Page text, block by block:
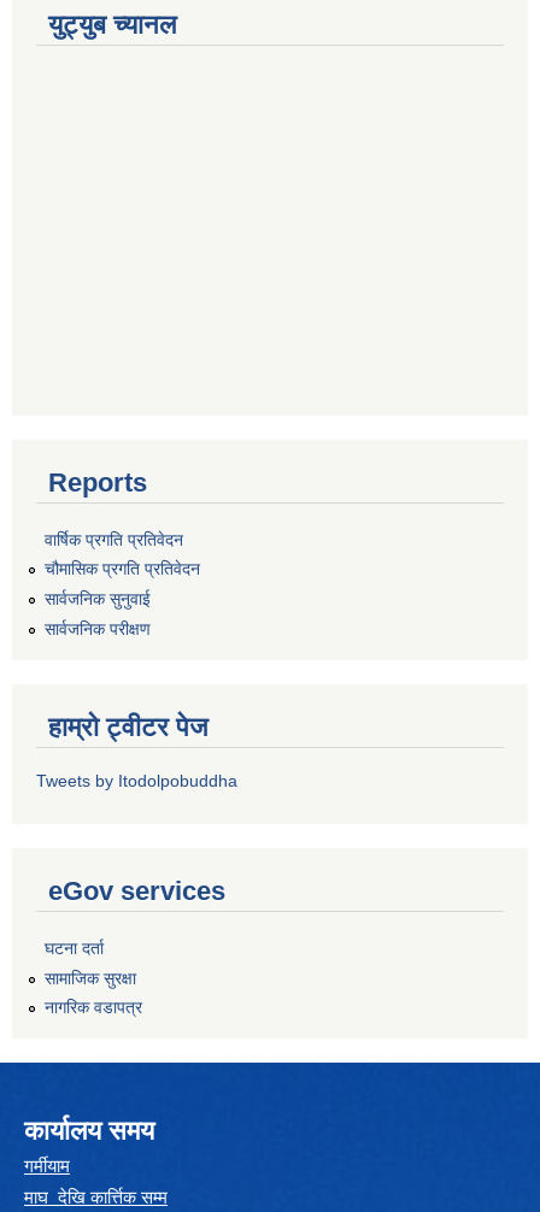
युट्युब च्यानल
Reports
वार्षिक प्रगति प्रतिवेदन
चौमासिक प्रगति प्रतिवेदन
सार्वजनिक सुनुवाई
सार्वजनिक परीक्षण
हाम्रो ट्वीटर पेज
Tweets by Itodolpobuddha
eGov services
घटना दर्ता
सामाजिक सुरक्षा
नागरिक वडापत्र
कार्यालय समय
गर्मीयाम
माघ देखि कार्त्तिक सम्म